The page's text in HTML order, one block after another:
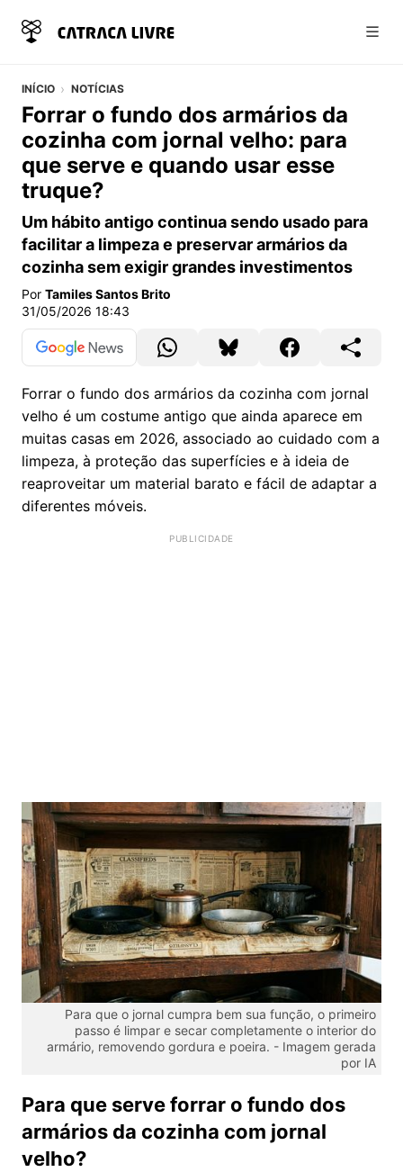
INÍCIO NOTÍCIAS
Forrar o fundo dos armários da
cozinha com jornal velho: para
que serve e quando usar esse
truque?
Um hábito antigo continua sendo usado para
facilitar a limpeza e preservar armários da
cozinha sem exigir grandes investimentos
Por Tamiles Santos Brito
31/05/2026 18:43
Forrar o fundo dos armários da cozinha com jornal
velho é um costume antigo que ainda aparece em
muitas casas em 2026, associado ao cuidado com a
limpeza, à proteção das superfícies e à ideia de
reaproveitar um material barato e fácil de adaptar a
diferentes móveis.
Para que o jornal cumpra bem sua função, o primeiro
passo é limpar e secar completamente o interior do
armário, removendo gordura e poeira. - Imagem gerada
por IA
Para que serve forrar o fundo dos
armários da cozinha com jornal
velho?